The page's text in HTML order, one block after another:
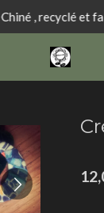
Chiné , recyclé et